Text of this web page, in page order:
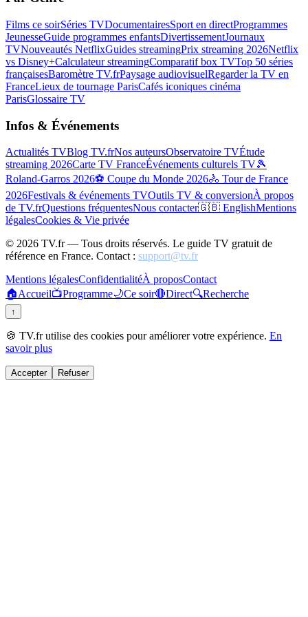
Films ce soirSéries TVDocumentairesSport en directProgrammes
JeunesseGuide programmes enfantsDivertissementJournaux
TVNouveautés NetflixGuides streamingPrix streaming 2026Netflix
vs Disney+Calculateur streamingComparatif box TVTop 50 séries
françaisesBaromètre TV.frPaysage audiovisuelRegarder la TV en
FranceLieux de tournage ParisCafés iconiques cinéma
ParisGlossaire TV
Infos & Événements
Actualités TVBlog TV.frNos auteursObservatoire TVÉtude
streaming 2026Carte TV FranceÉvénements culturels TV🎾
Roland-Garros 2026⚽ Coupe du Monde 2026🚴 Tour de France
2026Festivals & événements TVOutils TV & conversionÀ propos
de TV.frQuestions fréquentesNous contacter🇬🇧 EnglishMentions
légalesCookies & Vie privée
© 2026 TV.fr — Tous droits réservés. Le guide TV gratuit de
référence en France. Contact : support@tv.fr
Mentions légalesConfidentialitéÀ proposContact
🏠Accueil📺Programme🌙Ce soir🔴Direct🔍Recherche
↑
🍪 TV.fr utilise des cookies pour améliorer votre expérience. En
savoir plus
Accepter Refuser